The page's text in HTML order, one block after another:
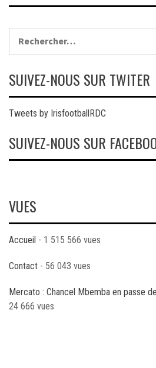
SUIVEZ-NOUS SUR TWITER
Tweets by IrisfootballRDC
SUIVEZ-NOUS SUR
VUES
Accueil - 1 515 566 vues
Contact - 56 043 vues
Mercato : Chancel Mbemba en passe
24 666 vues